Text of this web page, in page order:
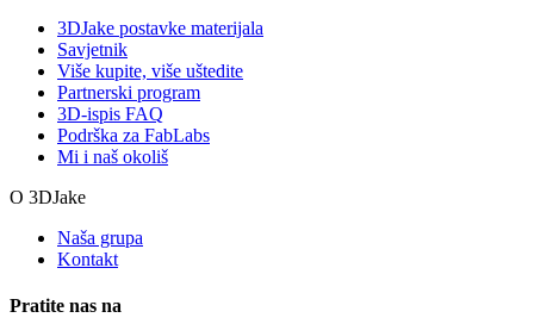
3DJake postavke materijala
Savjetnik
Više kupite, više uštedite
Partnerski program
3D-ispis FAQ
Podrška za FabLabs
Mi i naš okoliš
O 3DJake
Naša grupa
Kontakt
Pratite nas na